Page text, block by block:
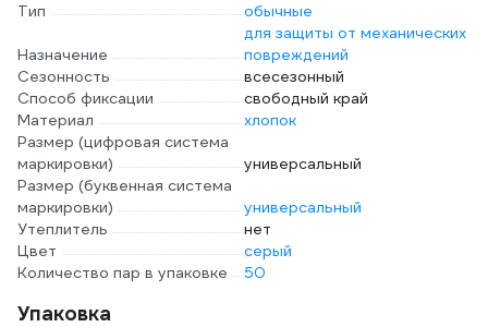
Тип обычные
Назначение
для защиты от механических
повреждений
Сезонность
всесезонный
Способ фиксации
свободный край
Материал
хлопок
Размер (цифровая система
маркировки)
универсальный
Размер (буквенная система
маркировки)
универсальный
Утеплитель
нет
Цвет
серый
Количество пар в упаковке
50
Упаковка